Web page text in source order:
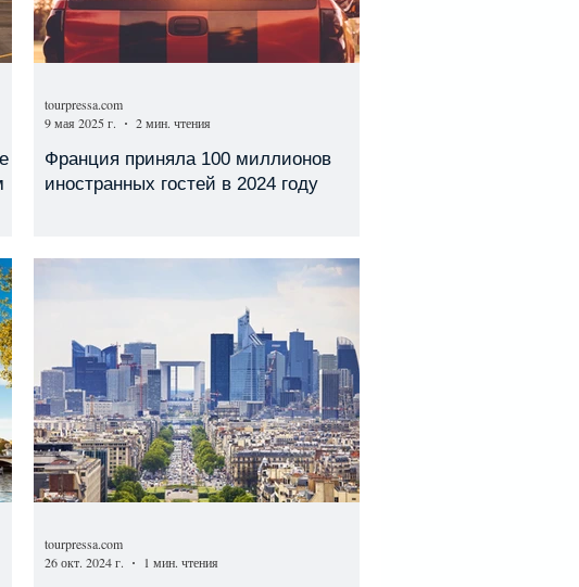
Франция приняла 100 миллионов
иностранных гостей в 2024 году
tourpressa.com
9 мая 2025 г.
2 мин. чтения
tourpressa.com
26 окт. 2024 г.
1 мин. чтения